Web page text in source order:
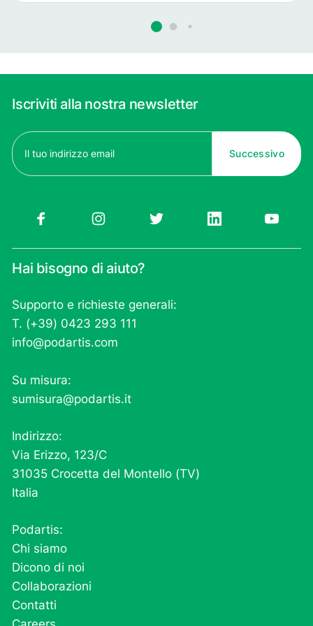
curare l’alluce valgo.
Iscriviti alla nostra newsletter
Email
(Obbligatorio)
Hai bisogno di aiuto?
Supporto e richieste generali:
T. (+39) 0423 293 111
info@podartis.com
Su misura:
sumisura@podartis.it
Indirizzo:
Via Erizzo, 123/C
31035 Crocetta del Montello (TV)
Italia
Podartis:
Chi siamo
Dicono di noi
Collaborazioni
Contatti